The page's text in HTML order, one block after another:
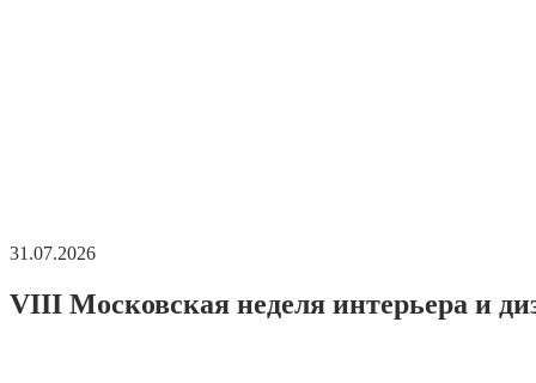
31.07.2026
VIII Московская неделя интерьера и